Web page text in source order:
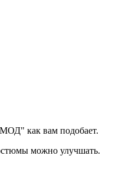
как вам подобает.
можно улучшать.